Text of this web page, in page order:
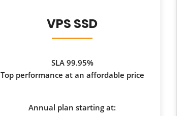
VPS SSD
SLA 99.95%
Top performance at an affordable price
Annual plan starting at: